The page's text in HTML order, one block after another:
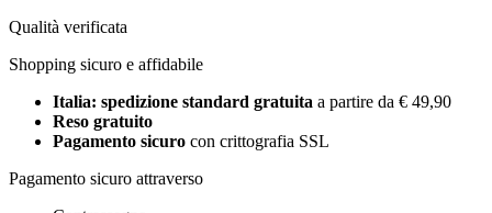
Qualità verificata
Shopping sicuro e affidabile
Italia: spedizione standard gratuita a partire da € 49,90
Reso gratuito
Pagamento sicuro con crittografia SSL
Pagamento sicuro attraverso